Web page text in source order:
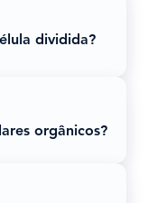
dividida?
orgânicos?